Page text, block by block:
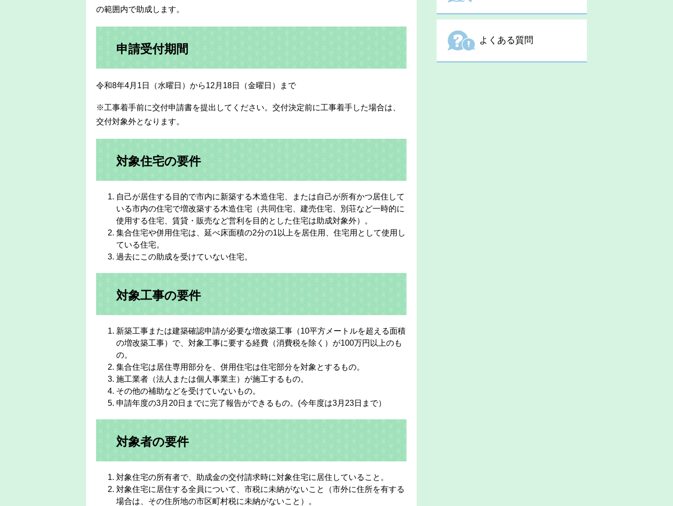
の範囲内で助成します。
申請受付期間
令和8年4月1日（水曜日）から12月18日（金曜日）まで
※工事着手前に交付申請書を提出してください。交付決定前に工事着手した場合は、
交付対象外となります。
対象住宅の要件
自己が居住する目的で市内に新築する木造住宅、または自己が所有かつ居住して
いる市内の住宅で増改築する木造住宅（共同住宅、建売住宅、別荘など一時的に
使用する住宅、賃貸・販売など営利を目的とした住宅は助成対象外）。
集合住宅や併用住宅は、延べ床面積の2分の1以上を居住用、住宅用として使用し
ている住宅。
過去にこの助成を受けていない住宅。
対象工事の要件
新築工事または建築確認申請が必要な増改築工事（10平方メートルを超える面積
の増改築工事）で、対象工事に要する経費（消費税を除く）が100万円以上のも
の。
集合住宅は居住専用部分を、併用住宅は住宅部分を対象とするもの。
施工業者（法人または個人事業主）が施工するもの。
その他の補助などを受けていないもの。
申請年度の3月20日までに完了報告ができるもの。(今年度は3月23日まで）
対象者の要件
対象住宅の所有者で、助成金の交付請求時に対象住宅に居住していること。
対象住宅に居住する全員について、市税に未納がないこと（市外に住所を有する
場合は、その住所地の市区町村税に未納がないこと）。
よくある質問